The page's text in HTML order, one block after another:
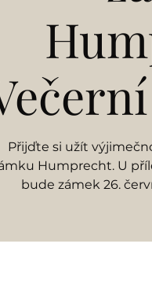
Přijďte si užít
Humprecht. U
bude zámek 26.